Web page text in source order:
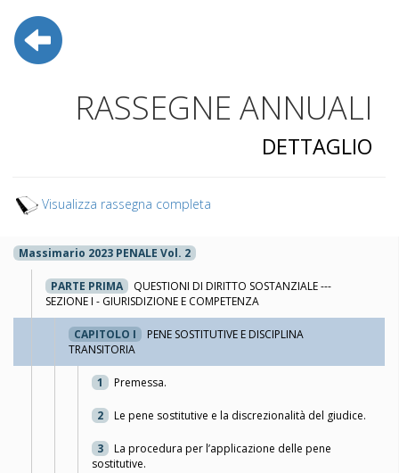
RASSEGNE ANNUALI
DETTAGLIO
Visualizza rassegna completa
Massimario 2023 PENALE Vol. 2
PARTE PRIMA
QUESTIONI DI DIRITTO SOSTANZIALE ---
SEZIONE I - GIURISDIZIONE E COMPETENZA
CAPITOLO I
PENE SOSTITUTIVE E DISCIPLINA
TRANSITORIA
1 Premessa.
2 Le pene sostitutive e la discrezionalità del giudice.
3
La procedura per l’applicazione delle pene
sostitutive.